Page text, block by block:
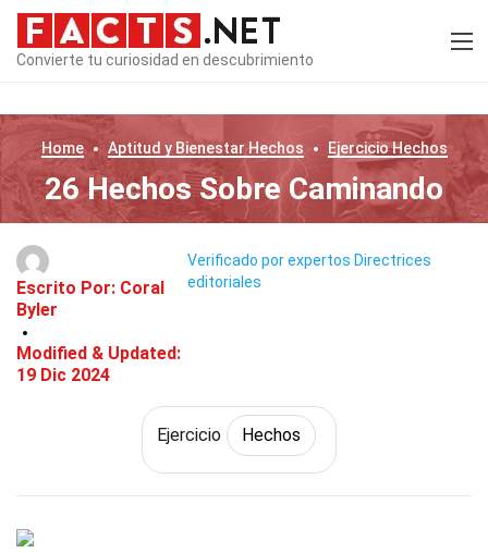
Convierte tu curiosidad en descubrimiento
Home Aptitud y Bienestar Hechos EjercicioHechos
26 Hechos Sobre Caminando
Escrito Por: Coral
Byler
Modified & Updated:
19 Dic 2024
Verificado por expertos Directrices
editoriales
Ejercicio Hechos